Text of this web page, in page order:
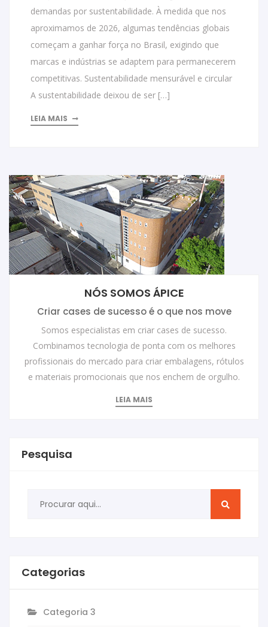
demandas por sustentabilidade. À medida que nos
aproximamos de 2026, algumas tendências globais
começam a ganhar força no Brasil, exigindo que
marcas e indústrias se adaptem para permanecerem
competitivas. Sustentabilidade mensurável e circular
A sustentabilidade deixou de ser […]
LEIA MAIS
NÓS SOMOS ÁPICE
Criar cases de sucesso é o que nos move
Somos especialistas em criar cases de sucesso.
Combinamos tecnologia de ponta com os melhores
profissionais do mercado para criar embalagens, rótulos
e materiais promocionais que nos enchem de orgulho.
LEIA MAIS
Pesquisa
Categorias
Categoria 3